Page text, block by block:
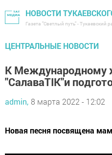
НОВОСТИ
Газета "Светлый путь" - Тукаевский
ЦЕНТРАЛЬНЫЕ НОВОСТИ
К Международному
"СалаваTIK"и
admin, 8 марта 2022 - 12:02
Новая песня посвящена